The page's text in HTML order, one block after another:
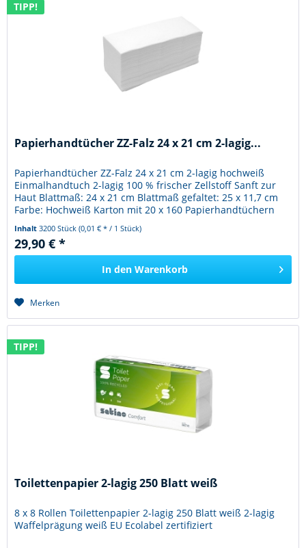
TIPP!
Papierhandtücher ZZ-Falz 24 x 21 cm 2-lagig...
Papierhandtücher ZZ-Falz 24 x 21 cm 2-lagig hochweiß
Einmalhandtuch 2-lagig 100 % frischer Zellstoff Sanft zur
Haut Blattmaß: 24 x 21 cm Blattmaß gefaltet: 25 x 11,7 cm
Farbe: Hochweiß Karton mit 20 x 160 Papierhandtüchern
Inhalt3200 Stück(0,01 € * / 1 Stück)
29,90 € *
In den Warenkorb
Merken
TIPP!
Toilettenpapier 2-lagig 250 Blatt weiß
8 x 8 Rollen Toilettenpapier 2-lagig 250 Blatt weiß 2-lagig
Waffelprägung weiß EU Ecolabel zertifiziert